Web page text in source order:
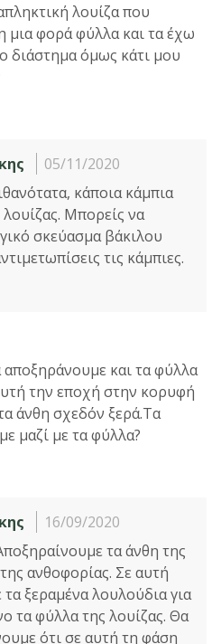
λουίζα που
μια φορά φύλλα και τα έχω
διάστημα όμως κάτι μου
05/11/2020
κάποια κάμπια
Μπορείς να
σκεύασμα βάκιλου
τις κάμπιες.
και τα φύλλα
την εποχή στην κορυφή
άνθη σχεδόν ξερά.Τα
μαζί με τα φύλλα?
16/09/2020
τα άνθη της
ανθοφορίας. Σε αυτή
ξεραμένα λουλούδια για
τα φύλλα της λουίζας. Θα
ότι σε αυτή τη φάση